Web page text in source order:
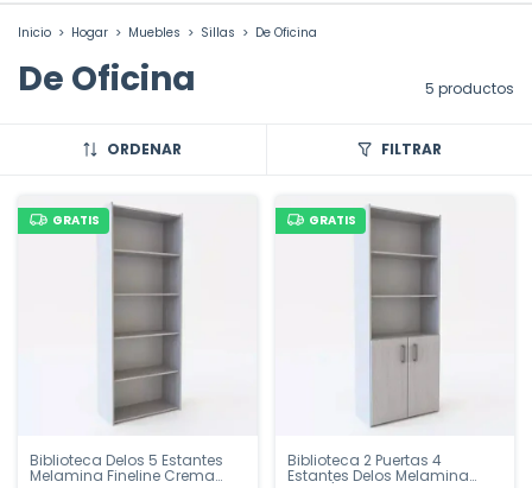
Inicio > Hogar > Muebles > Sillas > De Oficina
De Oficina 5 productos
ORDENAR FILTRAR
GRATIS
Biblioteca Delos 5 Estantes
Melamina Fineline Crema
GRATIS
Biblioteca 2 Puertas 4
Estantes Delos Melamina